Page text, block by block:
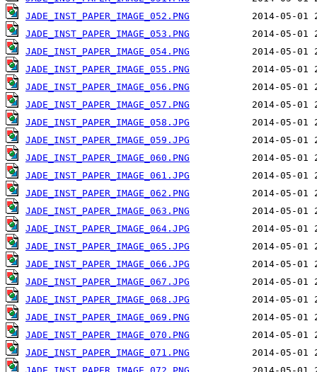
JADE_INST_PAPER_IMAGE_052.PNG
JADE_INST_PAPER_IMAGE_053.PNG
JADE_INST_PAPER_IMAGE_054.PNG
JADE_INST_PAPER_IMAGE_055.PNG
JADE_INST_PAPER_IMAGE_056.PNG
JADE_INST_PAPER_IMAGE_057.PNG
JADE_INST_PAPER_IMAGE_058.JPG
JADE_INST_PAPER_IMAGE_059.JPG
JADE_INST_PAPER_IMAGE_060.PNG
JADE_INST_PAPER_IMAGE_061.JPG
JADE_INST_PAPER_IMAGE_062.PNG
JADE_INST_PAPER_IMAGE_063.PNG
JADE_INST_PAPER_IMAGE_064.JPG
JADE_INST_PAPER_IMAGE_065.JPG
JADE_INST_PAPER_IMAGE_066.JPG
JADE_INST_PAPER_IMAGE_067.JPG
JADE_INST_PAPER_IMAGE_068.JPG
JADE_INST_PAPER_IMAGE_069.PNG
JADE_INST_PAPER_IMAGE_070.PNG
JADE_INST_PAPER_IMAGE_071.PNG